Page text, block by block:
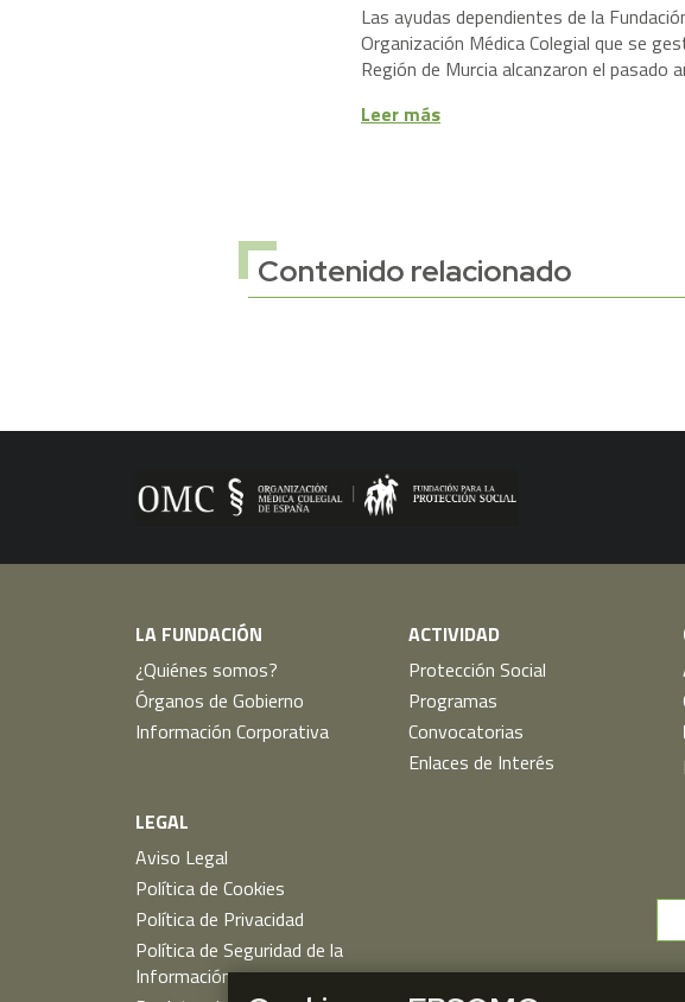
Las ayudas dependientes de la
Organización Médica Colegial que se
Región de Murcia alcanzaron el pasado
Leer más
Contenido relacionado
LA FUNDACIÓN
¿Quiénes somos?
Órganos de Gobierno
Información Corporativa
ACTIVIDAD
Protección Social
Programas
Convocatorias
Enlaces de Interés
LEGAL
Aviso Legal
Política de Cookies
Política de Privacidad
Política de Seguridad de la
Información